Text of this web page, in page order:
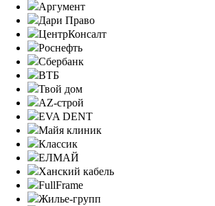
Аргумент
Дари Право
ЦентрКонсалт
Роснефть
Сбербанк
ВТБ
Твой дом
AZ-строй
EVA DENT
Майя клиник
Классик
ЕЛМАЙ
Ханский кабель
FullFrame
Жилье-групп